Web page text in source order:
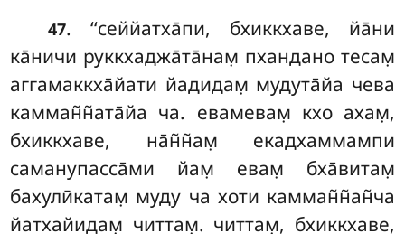
47. ‘‘сеййатха̄пи, бхиккхаве, йа̄ни
ка̄ничи руккхаджа̄та̄нам̣ пхандано тесам̣
аггамаккха̄йати йадидам̣ мудута̄йа чева
камман̃н̃ата̄йа ча. евамевам̣ кхо ахам̣,
бхиккхаве, на̄н̃н̃ам̣ екадхаммампи
саманупасса̄ми йам̣ евам̣ бха̄витам̣
бахулӣкатам̣ муду ча хоти камман̃н̃ан̃ча
йатхайидам̣ читтам̣. читтам̣, бхиккхаве,